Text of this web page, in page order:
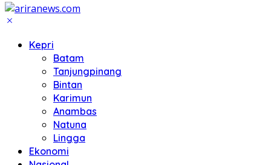
Kepri
Batam
Tanjungpinang
Bintan
Karimun
Anambas
Natuna
Lingga
Ekonomi